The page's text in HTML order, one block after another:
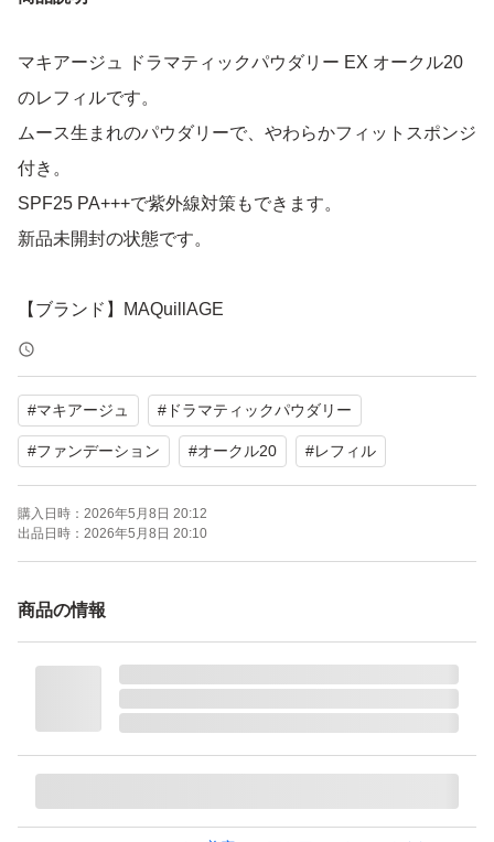
マキアージュ ドラマティックパウダリー EX オークル20
のレフィルです。
ムース生まれのパウダリーで、やわらかフィットスポンジ
付き。
SPF25 PA+++で紫外線対策もできます。
新品未開封の状態です。
【ブランド】MAQuillAGE
【商品名】ドラマティックパウダリー EX
【カラー】オークル20
【SPF/PA】SPF25 PA+++
【付属品】やわらかフィットスポンジ
【商品の状態】未使用
#マキアージュ # ドラマティックパウダリー
#ファンデーション #オークル20 #レフィル
購入日時： 2026年5月8日 20:12
出品日時： 2026年5月8日 20:10
商品の情報